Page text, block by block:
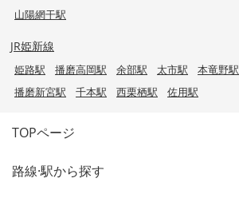
山陽網干駅
JR姫新線
姫路駅 播磨高岡駅 余部駅 太市駅 本竜野駅
播磨新宮駅
千本駅 西栗栖駅 佐用駅
TOPページ
路線·駅から探す